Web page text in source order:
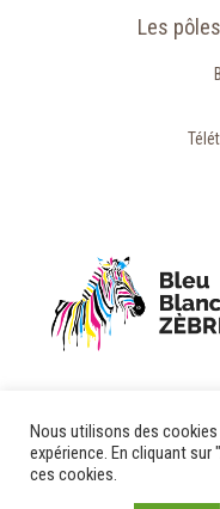
Les
Nous utilisons des
expérience. En cliquant
ces cookies.